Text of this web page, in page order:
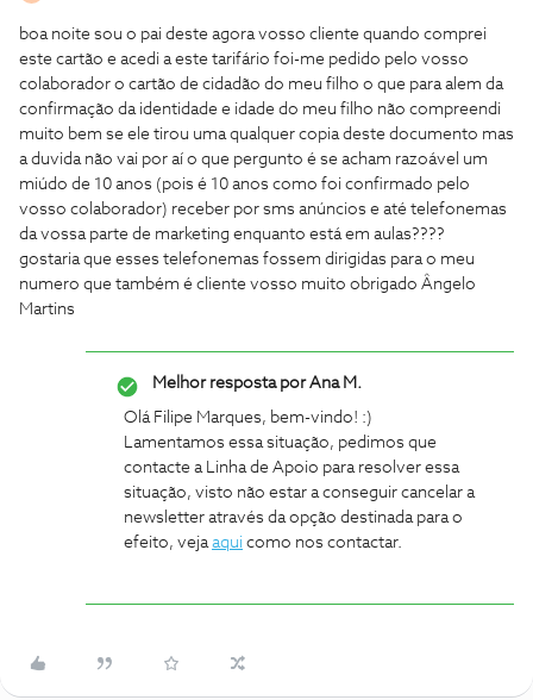
boa noite sou o pai deste agora vosso cliente quando comprei
este cartão e acedi a este tarifário foi-me pedido pelo vosso
colaborador o cartão de cidadão do meu filho o que para alem da
confirmação da identidade e idade do meu filho não compreendi
muito bem se ele tirou uma qualquer copia deste documento mas
a duvida não vai por aí o que pergunto é se acham razoável um
miúdo de 10 anos (pois é 10 anos como foi confirmado pelo
vosso colaborador) receber por sms anúncios e até telefonemas
da vossa parte de marketing enquanto está em aulas????
gostaria que esses telefonemas fossem dirigidas para o meu
numero que também é cliente vosso muito obrigado Ângelo
Martins
Melhor resposta porAna M.
Olá Filipe Marques, bem-vindo! :)
Lamentamos essa situação, pedimos que
contacte a Linha de Apoio para resolver essa
situação, visto não estar a conseguir cancelar a
newsletter através da opção destinada para o
efeito, vejaaqui como nos contactar.